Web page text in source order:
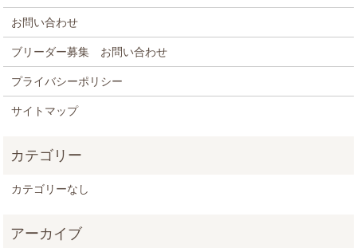
お問い合わせ
ブリーダー募集 お問い合わせ
プライバシーポリシー
サイトマップ
カテゴリーなし